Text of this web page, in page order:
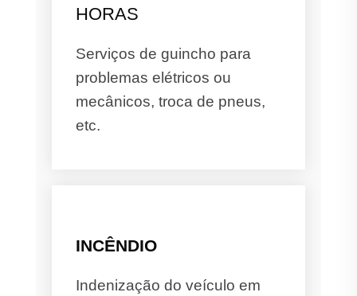
HORAS
Serviços de guincho para
problemas elétricos ou
mecânicos, troca de pneus,
etc.
INCÊNDIO
Indenização do veículo em